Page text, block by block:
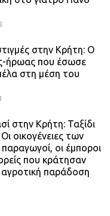
στην Κρήτη: Ο
ήρωας που έσωσε
στη μέση του
στην Κρήτη: Ταξίδι
οικογένειες των
οι έμποροι
που κράτησαν
παράδοση